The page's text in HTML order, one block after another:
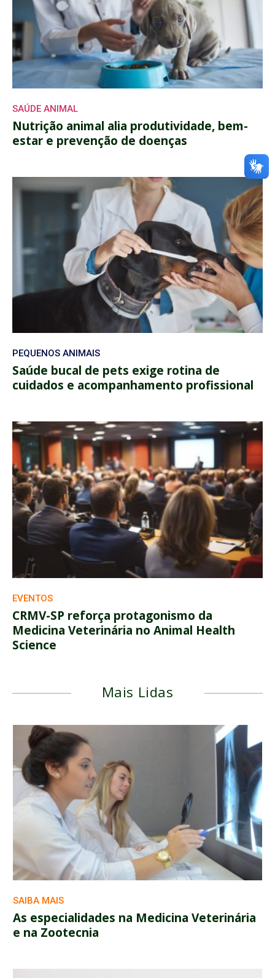
SAÚDE ANIMAL
Nutrição animal alia produtividade, bem-
estar e prevenção de doenças
PEQUENOS ANIMAIS
Saúde bucal de pets exige rotina de
cuidados e acompanhamento profissional
EVENTOS
CRMV-SP reforça protagonismo da
Medicina Veterinária no Animal Health
Science
Mais Lidas
SAIBA MAIS
As especialidades na Medicina Veterinária
e na Zootecnia